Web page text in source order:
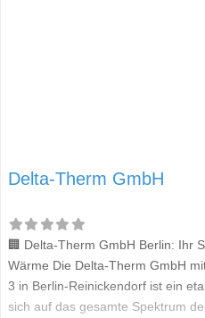
Delta-Therm GmbH
🏢 Delta-Therm GmbH Berlin: Ihr
Wärme Die Delta-Therm GmbH
3 in Berlin-Reinickendorf ist ein
sich auf das gesamte Spektrum